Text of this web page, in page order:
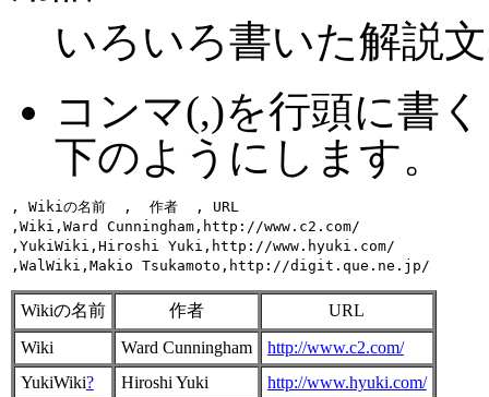
いろいろ書いた解説
コンマ(,)を行頭に書
下のようにします。
, Wikiの名前  ,  作者  , URL
,Wiki,Ward Cunningham,http://www.c2.com/
,YukiWiki,Hiroshi Yuki,http://www.hyuki.com/
Wikiの名前 作者
URL
Wiki
Ward Cunningham
http://www.c2.com/
YukiWiki? Hiroshi Yuki
http://www.hyuki.com/